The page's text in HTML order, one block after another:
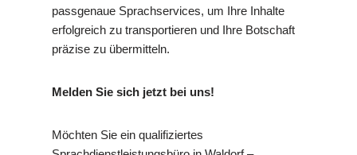
passgenaue Sprachservices, um Ihre Inhalte
erfolgreich zu transportieren und Ihre Botschaft
präzise zu übermitteln.
Melden Sie sich jetzt bei uns!
Möchten Sie ein qualifiziertes